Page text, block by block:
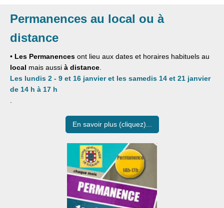
Permanences au local ou à
distance
• Les Permanences ont lieu aux dates et horaires habituels au
local mais aussi à distance
Les lundis 2 - 9 et 16 janvier et les samedis 14 et 21 janvier
de 14 h à 17 h
En savoir plus (cliquez)...